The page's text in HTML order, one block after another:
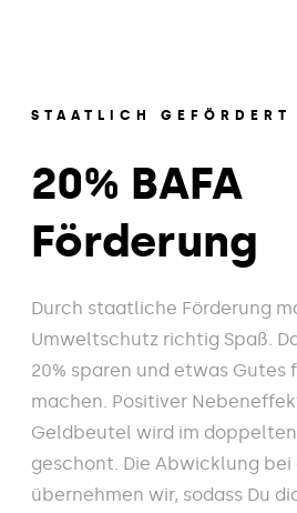
STAATLICH GEFÖRDERT
20% BAFA
Förderung
Durch staatliche Förderung
Umweltschutz richtig Spaß.
20% sparen und etwas Gutes
machen. Positiver
Geldbeutel wird im doppelten
geschont. Die Abwicklung bei
übernehmen wir, sodass Du